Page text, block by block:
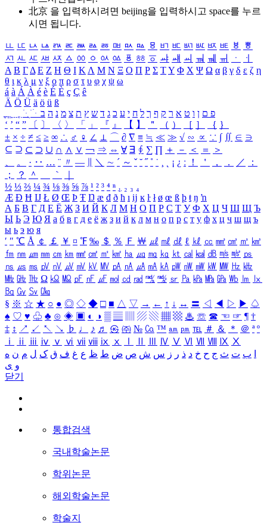
北京 을 입력하시려면 beijing을 입력하시고 space를 누르
시면 됩니다.
ㅥ ㅦ ㅧ ㅨ ㅩ ㅪ ㅫ ㅬ ㅭ ㅮ ㅯ ㅰ ㅱ ㅲ ㅳ ㅴ ㅵ ㅶ ㅷ ㅸ
ㅹ
ㅺ ㅻ ㅼ ㅽ ㅾ ㅿ ㆀ ㆁ ㆂ ㆃ ㆄ ㆅ ㆆ ㆇ ㆈ ㆉ ㆊ ㆋ ㆌ ㆍ
ㆎ
Α Β ΓΔ Ε Ζ Η Θ Ι ΚΛ Μ Ν Ξ Ο Π Ρ Σ ΤΥ Φ Χ Ψ Ω α β γ δ ε ζ η
θ ι κ λ μ ν ξ ο π ρ σ τ υ φ χ ψ ω
á à Á À é è É È ç Ç ê
Ä Ö Ü ä ö ü ß
ִֶֹ ֻּ ׁׂ פ ם ן ו ט א ר ק ף ך ל ח י ע כ ג ד ש ץ ת צ מ נ ה ב
‘ ’ “ ” 〔 〕 〈 〉 「 」 『 』 【 】 ＂ （ ） ［ ］ ｛ ｝
± × ÷ ≠ ≤ ≥ ∞ ∴ ♂ ♀ ∠ ⊥ ⌒ ∂ ∇ ≡ ≒ ≪ ≫ √ ∽ ∝ ∵ ∫ ∬ ∈ ∋
⊆ ⊇ ⊂ ⊃ ∪ ∩ ∧ ∨ ￢ ⇒ ⇔ ∀ ∃ ∮ ∑ ∏ ＋ － ＜ ＝
＞
、
。 · ‥ … ¨ 〃 ― ＼ ∼ ´ ～ ˇ ˘ ˝ ˚ ˙ ¸ ¡ ¿ ː ！ ＇ ， ． ／
：
；
？ ＾ ｀
½ ⅓ ⅔ ¼ ¾ ⅛ ⅜ ⅝ ⅞ ¹ ² ³ ⁴ ⁿ ₁ ₂ ₃ ₄
Æ Ð Ħ Ĳ Ł Ø Œ Þ Ŧ Ŋ æ đ ð ħ ı ĳ ĸ ŀ ł ø œ ß þ ŧ ŋ ŉ
А Б В Г Д Е Ё Ж З И Й К Л М Н О П Р С Т У Ф Х Ц Ч Ш Щ Ъ
Ы Ь Э Ю Я а б в г д е ё ж з и й к л м н о п р с т у ф х ц ч ш щ ъ
ы ь э ю я
′ ″ ℃ Å ￠ ￡ ￥ ¤ ℉ ‰ ＄ ％ Ｆ ￦ ㎕ ㎖ ㎗ ℓ ㎘ ㏄ ㎣ ㎤ ㎥ ㎦
㎙ ㎚ ㎛ ㎜ ㎝ ㎞ ㎟ ㎠ ㎡ ㎢ ㏊ ㎍ ㎎ ㎏ ㏏ ㎈ ㎉ ㏈ ㎧ ㎨ ㎰
㎱ ㎲ ㎳ ㎴ ㎵ ㎶ ㎷ ㎸ ㎹ ㎀ ㎁ ㎂ ㎃ ㎄ ㎺ ㎻ ㎽ ㎾ ㎿ ㎐ ㎑
㎒ ㎓ ㎔ Ω ㏀ ㏁ ㎊ ㎋ ㎌ ㏖ ㏅ ㎭ ㎮ ㎯ ㏛ ㎩ ㎪ ㎫ ㎬ ㏝ ㏐
㏓
㏃ ㏉ ㏜ ㏆
§ ※ ☆ ★ ○ ● ◎ ◇ ◆ □ ■ △ ▽ → ← ↑ ↓ ↔ 〓 ◁ ◀ ▷ ▶ ♤
♠ ♡ ♥ ♧ ♣ ⊙ ◈ ▣ ◐ ◑ ▒ ▤ ▨ ▧ ▦ ▩ ♨ ☏ ☎ ☜ ☞ ¶ †
‡ ↕ ↗ ↙ ↖ ↘ ♭ ♩ ♪ ♬ ㉿ ㈜ № ㏇ ™ ㏂ ㏘ ℡ ＃ ＆ ＊ ＠ ª º
ⅰ
ⅱ ⅲ ⅳ ⅴ ⅵ ⅶ ⅷ ⅸ ⅹ Ⅳ Ⅴ Ⅵ Ⅶ Ⅷ Ⅸ Ⅹ
ب ت ث ج ح خ د ذ ر ز س ش ص ض ط ظ ع غ ف ق ک ل م ن ه
و ی
닫기
통합검색
국내학술논문
학위논문
해외학술논문
학술지